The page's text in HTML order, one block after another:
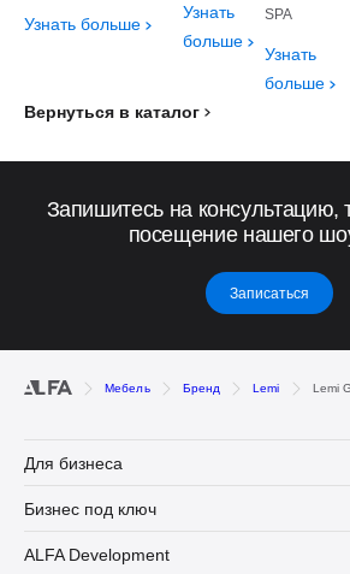
Узнать больше
Узнать
больше
SPA
Узнать
больше
Вернуться в каталог
Запишитесь на консультацию,
посещение нашего
Записаться
Мебель Бренд Lemi Lemi
Для бизнеса
Бизнес под ключ
ALFA Development